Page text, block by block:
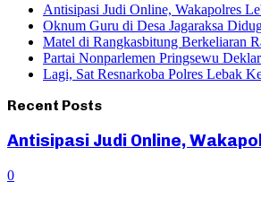
Antisipasi Judi Online, Wakapolres
Oknum Guru di Desa Jagaraksa
Matel di Rangkasbitung Berkeliaran
Partai Nonparlemen Pringsewu
Lagi, Sat Resnarkoba Polres Lebak
Recent Posts
Antisipasi Judi Online,
0